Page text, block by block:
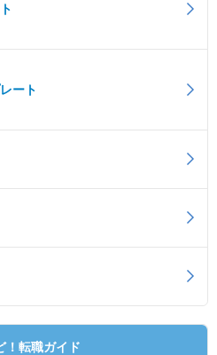
ート
！転職ガイド